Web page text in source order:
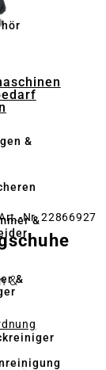
&
&
&
Nr. 22866927
&